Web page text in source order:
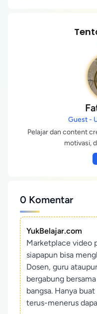
Guest -
Pelajar dan content
motivasi,
0 Komentar
YukBelajar.com
Marketplace video
siapapun bisa
Dosen, guru
bergabung
bangsa. Hanya
terus-menerus